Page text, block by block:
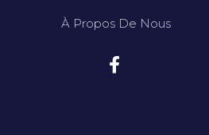
À Propos De Nous